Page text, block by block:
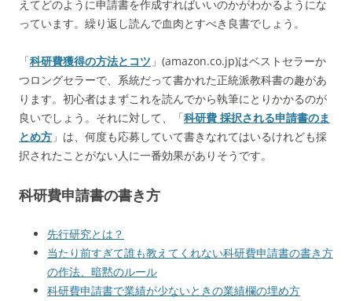
えてどのように申請書を作成すればいいのかがわかるようにな
っています。繰り返し読んで血肉とすべき良書でしょう。
「科研費獲得の方法とコツ 」(amazon.co.jp)はベストセラーか
つロングセラーで、系統だって書かれた正統派教科書の趣があ
ります。初心者はまずこれを読んでから執筆にとりかかるのが
良いでしょう。それに対して、「科研費 採択される申請書のま
とめ方 」は、何度も応募していて書きなれてはいるけれども採
択されたことがない人に一番効果がありそうです。
科研費申請書の書き方
先行研究とは？
当たり前すぎて誰も教えてくれない科研費申請書の書き方
の作法、暗黙のルール
科研費申請書で業績が少ないときの業績欄の埋め方